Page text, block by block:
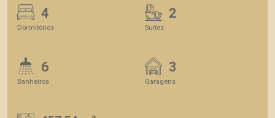
4
Dormitórios
2
Suítes
6
Banheiros
3
Garagens